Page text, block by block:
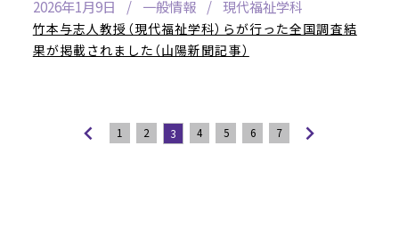
2026年1月9日 一般情報 現代福祉学科
竹本与志人教授（現代福祉学科）らが行った全国調査結
果が掲載されました（山陽新聞記事）
1 2 3 4 5 6 7